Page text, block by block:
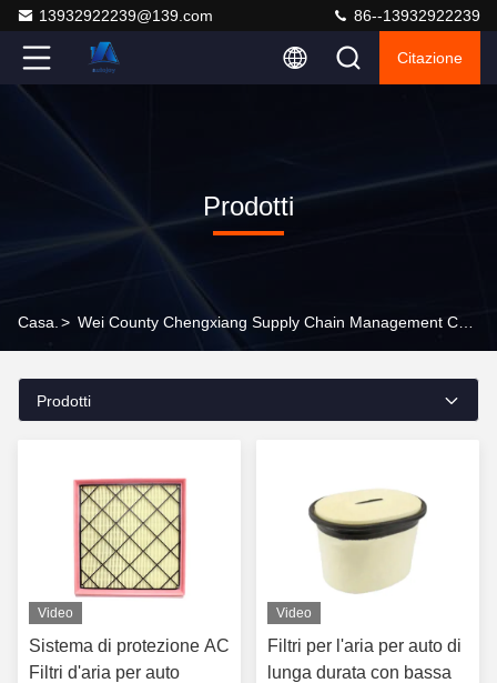
13932922239@139.com 86--13932922239
Citazione
Prodotti
Casa. >
Prodotti
Video
Sistema di protezione AC
Filtri d'aria per auto
Video
Filtri per l'aria per auto di
lunga durata con bassa